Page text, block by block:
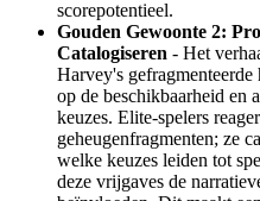
scorepotentieel.
Gouden Gewoonte 2:
Catalogiseren - Het
Harvey's
op de beschikbaarheid en
keuzes. Elite-spelers
geheugenfragmenten; ze
welke keuzes leiden tot
deze vrijgaves de